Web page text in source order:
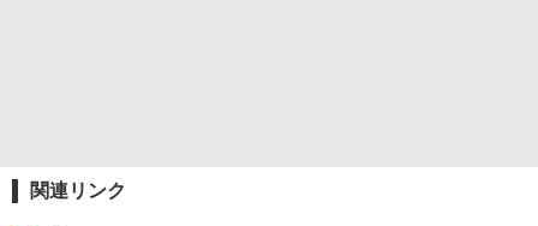
関連リンク